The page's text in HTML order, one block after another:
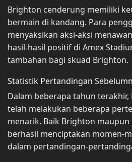
Brighton cenderung memiliki
bermain di kandang. Para
menyaksikan aksi-aksi
hasil-hasil positif di Amex
tambahan bagi skuad Brighton.
Statistik Pertandingan
Dalam beberapa tahun
telah melakukan beberapa
menarik. Baik Brighton maupun
berhasil menciptakan momen-
dalam pertandingan-